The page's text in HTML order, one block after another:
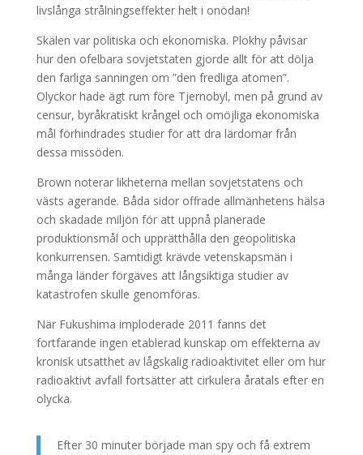
livslånga strålningseffekter helt i onödan!
Skälen var politiska och ekonomiska. Plokhy påvisar
hur den ofelbara sovjetstaten gjorde allt för att dölja
den farliga sanningen om ”den fredliga atomen”.
Olyckor hade ägt rum före Tjernobyl, men på grund av
censur, byråkratiskt krångel och omöjliga ekonomiska
mål förhindrades studier för att dra lärdomar från
dessa missöden.
Brown noterar likheterna mellan sovjetstatens och
västs agerande. Båda sidor offrade allmänhetens hälsa
och skadade miljön för att uppnå planerade
produktionsmål och upprätthålla den geopolitiska
konkurrensen. Samtidigt krävde vetenskapsmän i
många länder förgäves att långsiktiga studier av
katastrofen skulle genomföras.
När Fukushima imploderade 2011 fanns det
fortfarande ingen etablerad kunskap om effekterna av
kronisk utsatthet av lågskalig radioaktivitet eller om hur
radioaktivt avfall fortsätter att cirkulera åratals efter en
olycka.
Efter 30 minuter började man spy och få extrem